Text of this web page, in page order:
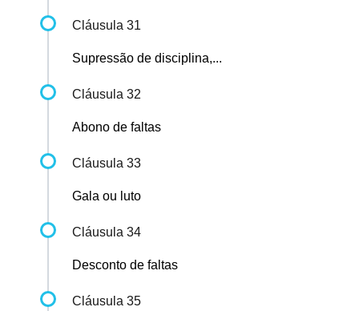
Cláusula 31
Supressão de disciplina,...
Cláusula 32
Abono de faltas
Cláusula 33
Gala ou luto
Cláusula 34
Desconto de faltas
Cláusula 35